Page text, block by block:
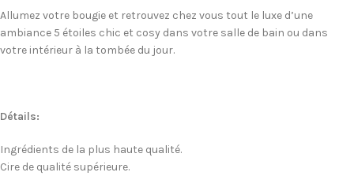
Allumez votre bougie et retrouvez chez vous tout le luxe d’une
ambiance 5 étoiles chic et cosy dans votre salle de bain ou dans
votre intérieur à la tombée du jour.
Détails:
Ingrédients de la plus haute qualité.
Cire de qualité supérieure.